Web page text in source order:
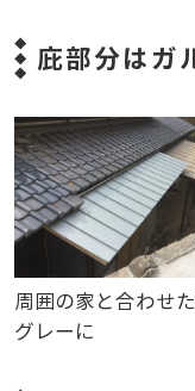
庇部分はガ
周囲の家と合わせ
グレーに